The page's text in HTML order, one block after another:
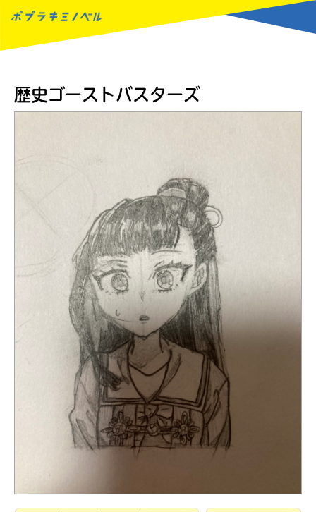
歴史ゴーストバスターズ